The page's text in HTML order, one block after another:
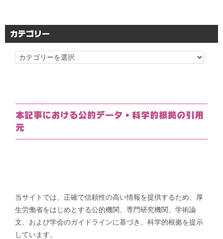
カテゴリー
カ
ー
本記事における公的データ・科学的根拠の引用
元
当サイトでは、正確で信頼性の高い情報を提供するため、厚
生労働省をはじめとする公的機関、専門研究機関、学術論
文、および学会のガイドラインに基づき、科学的根拠を提示
しています。